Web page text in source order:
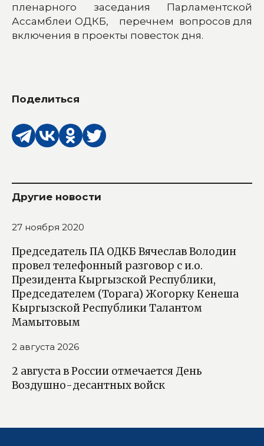
пленарного заседания Парламентской
Ассамблеи ОДКБ, перечнем вопросов для
включения в проекты повесток дня.
Поделиться
Другие новости
27 ноября 2020
Председатель ПА ОДКБ Вячеслав Володин
провел телефонный разговор с и.о.
Президента Кыргызской Республики,
Председателем (Торага) Жогорку Кенеша
Кыргызской Республики Талантом
Мамытовым
2 августа 2026
2 августа в России отмечается День
Воздушно-десантных войск